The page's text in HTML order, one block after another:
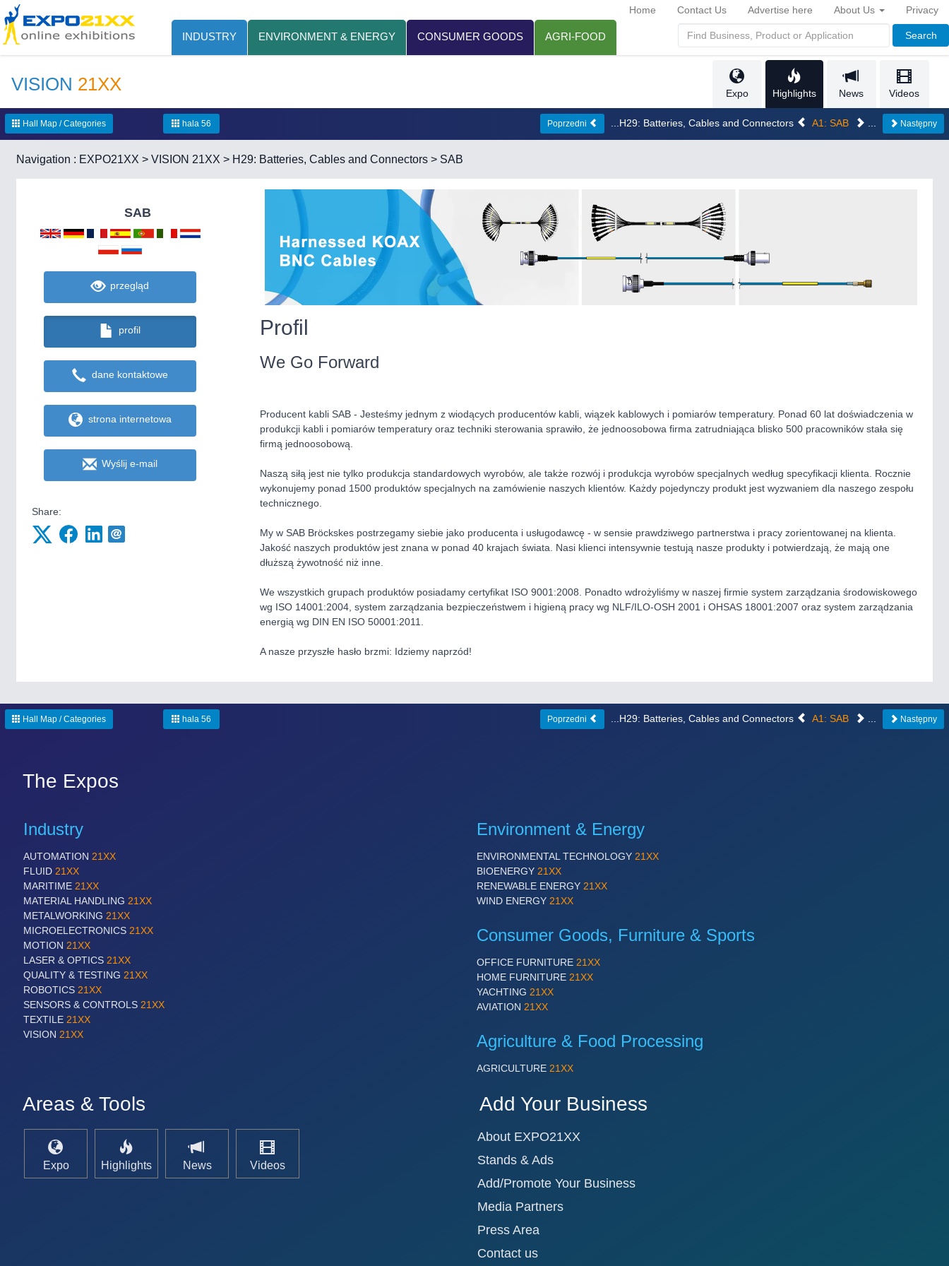
INDUSTRY ENVIRONMENT & ENERGY CONSUMER GOODS AGRI-FOOD Search
Home Contact Us Advertise here About Us Privacy
VISION 21XX Expo Highlights News Videos
Hall Map / Categories hala 56 Poprzedni ...H29: Batteries, Cables and Connectors A1: SAB Następny
Navigation : EXPO21XX > VISION 21XX > H29: Batteries, Cables and Connectors > SAB
SAB
przegląd
profil
dane kontaktowe
strona internetowa
Wyślij e-mail
Share:
Profil
We Go Forward
Producent kabli SAB - Jesteśmy jednym z wiodących producentów kabli, wiązek kablowych i pomiarów temperatury. Ponad 60 lat doświadczenia w
produkcji kabli i pomiarów temperatury oraz techniki sterowania sprawiło, że jednoosobowa firma zatrudniająca blisko 500 pracowników stała się
firmą jednoosobową.
Naszą siłą jest nie tylko produkcja standardowych wyrobów, ale także rozwój i produkcja wyrobów specjalnych według specyfikacji klienta. Rocznie
wykonujemy ponad 1500 produktów specjalnych na zamówienie naszych klientów. Każdy pojedynczy produkt jest wyzwaniem dla naszego zespołu
technicznego.
My w SAB Bröckskes postrzegamy siebie jako producenta i usługodawcę - w sensie prawdziwego partnerstwa i pracy zorientowanej na klienta.
Jakość naszych produktów jest znana w ponad 40 krajach świata. Nasi klienci intensywnie testują nasze produkty i potwierdzają, że mają one
dłuższą żywotność niż inne.
We wszystkich grupach produktów posiadamy certyfikat ISO 9001:2008. Ponadto wdrożyliśmy w naszej firmie system zarządzania środowiskowego
wg ISO 14001:2004, system zarządzania bezpieczeństwem i higieną pracy wg NLF/ILO-OSH 2001 i OHSAS 18001:2007 oraz system zarządzania
energią wg DIN EN ISO 50001:2011.
A nasze przyszłe hasło brzmi: Idziemy naprzód!
Hall Map / Categories hala 56 Poprzedni ...H29: Batteries, Cables and Connectors A1: SAB Następny
The Expos
Industry
AUTOMATION 21XX
FLUID 21XX
MARITIME 21XX
MATERIAL HANDLING 21XX
METALWORKING 21XX
MICROELECTRONICS 21XX
MOTION 21XX
LASER & OPTICS 21XX
QUALITY & TESTING 21XX
ROBOTICS 21XX
SENSORS & CONTROLS 21XX
TEXTILE 21XX
VISION 21XX
Environment & Energy
ENVIRONMENTAL TECHNOLOGY 21XX
BIOENERGY 21XX
RENEWABLE ENERGY 21XX
WIND ENERGY 21XX
Consumer Goods, Furniture & Sports
OFFICE FURNITURE 21XX
HOME FURNITURE 21XX
YACHTING 21XX
AVIATION 21XX
Agriculture & Food Processing
AGRICULTURE 21XX
Areas & Tools
Expo Highlights News Videos
Add Your Business
About EXPO21XX
Stands & Ads
Add/Promote Your Business
Media Partners
Press Area
Contact us